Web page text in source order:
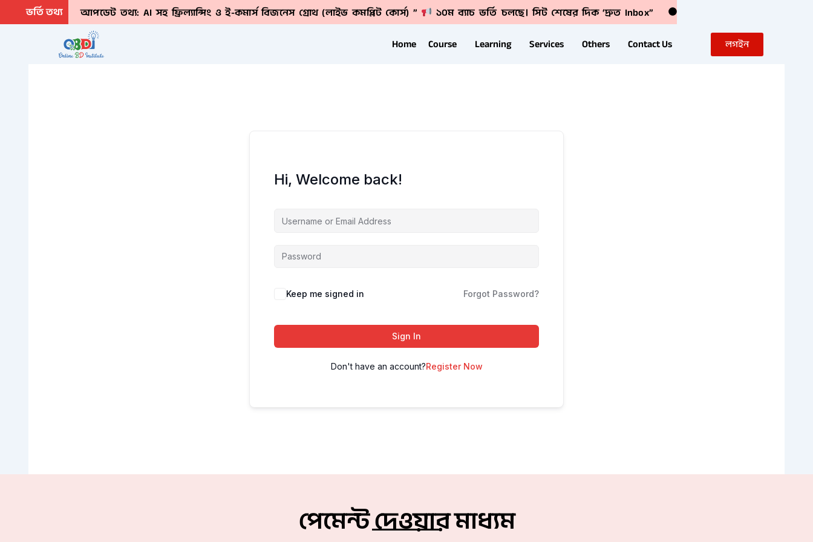
to
ভর্তি তথ্য আপডেট তথ্য: AI সহ ফ্রিল্যান্সিং ও ই-কমার্স বিজনেস গ্রোথ (লাইভ কমপ্লিট কোর্স) ”
১০ম ব্যাচ ভর্তি চলছে। সিট শেষের দিক ‘দ্রুত Inbox”
Home
Course Learning Services Others Contact Us লগইন
Hi, Welcome back!
Keep me signed in Forgot Password?
Sign In
Don't have an account?Register Now
পেমেন্ট দেওয়ার মাধ্যম